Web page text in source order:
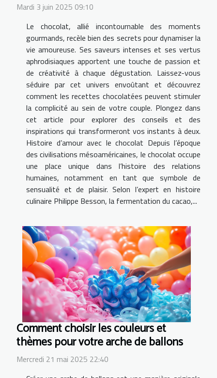
Mardi 3 juin 2025 09:10
Le chocolat, allié incontournable des moments
gourmands, recèle bien des secrets pour dynamiser la
vie amoureuse. Ses saveurs intenses et ses vertus
aphrodisiaques apportent une touche de passion et
de créativité à chaque dégustation. Laissez-vous
séduire par cet univers envoûtant et découvrez
comment les recettes chocolatées peuvent stimuler
la complicité au sein de votre couple. Plongez dans
cet article pour explorer des conseils et des
inspirations qui transformeront vos instants à deux.
Histoire d’amour avec le chocolat Depuis l’époque
des civilisations mésoaméricaines, le chocolat occupe
une place unique dans l’histoire des relations
humaines, notamment en tant que symbole de
sensualité et de plaisir. Selon l’expert en histoire
culinaire Philippe Besson, la fermentation du cacao,...
Comment choisir les couleurs et
thèmes pour votre arche de ballons
Mercredi 21 mai 2025 22:40